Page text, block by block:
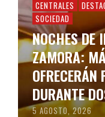
CENTRALES
SOCIEDAD
NOCHES DE
ZAMORA:
DURANTE
5 AGOSTO, 2026